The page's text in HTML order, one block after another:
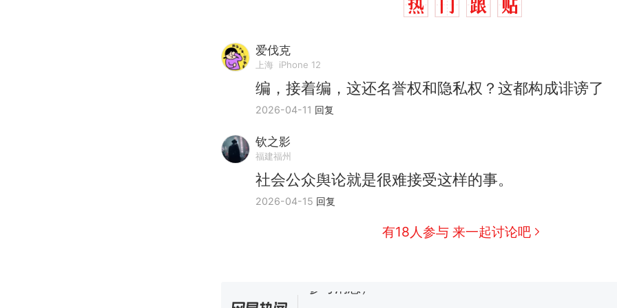
爱伐克
上海 iPhone 12
编，接着编，这还名誉权和隐私权？这都构成诽谤了
2026-04-11 回复
钦之影
福建福州
社会公众舆论就是很难接受这样的事。
2026-04-15 回复
有18人参与 来一起讨论吧
费大厨“全国小炒肉大王”称号，仅凭视频评出？中国烹
男子上山采菌偶然发现鸡枞菌窝，原地守1天等它长大